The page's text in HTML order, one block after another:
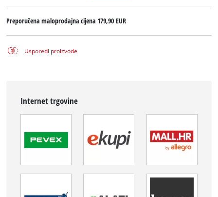
Preporučena maloprodajna cijena179,90 EUR
Usporedi proizvode
Internet trgovine